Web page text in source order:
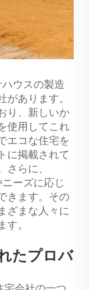
ウスの製造
あります。
り、新しいか
使用してこれ
エコな住宅を
に掲載されて
らに、
ーズに応じ
きます。その
ざまな人々に
。
たプロバ